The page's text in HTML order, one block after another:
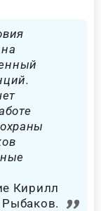
Кирилл
Рыбаков.